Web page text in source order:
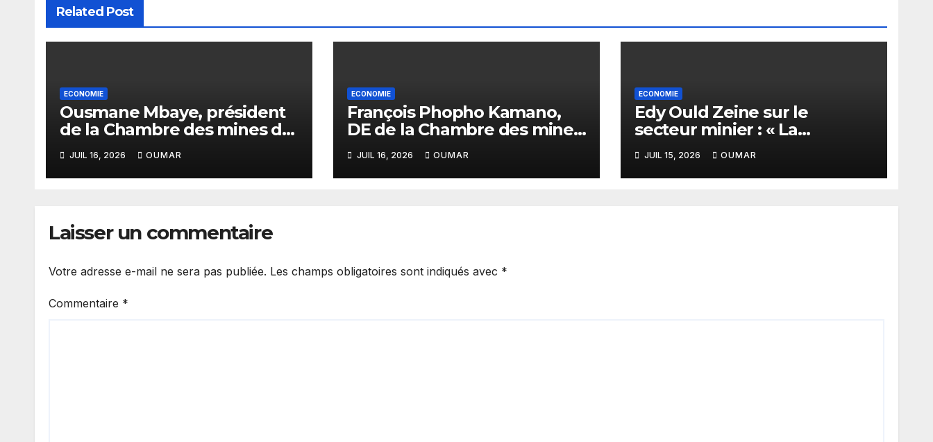
Related Post
ECONOMIE
Ousmane Mbaye, président
de la Chambre des mines du
Sénégal : « C’est l’Etat qui
doit assurer le financement
des infrastructures »
JUIL 16, 2026 OUMAR
ECONOMIE
François Phopho Kamano,
DE de la Chambre des mines
: « la Guinée est aujourd’hui
la meilleure des
destinations »
JUIL 16, 2026 OUMAR
ECONOMIE
Edy Ould Zeine sur le
secteur minier : « La
corruption n’existe pas en
Mauritanie »
JUIL 15, 2026 OUMAR
Laisser un commentaire
Votre adresse e-mail ne sera pas publiée. Les champs obligatoires sont indiqués avec *
Commentaire *